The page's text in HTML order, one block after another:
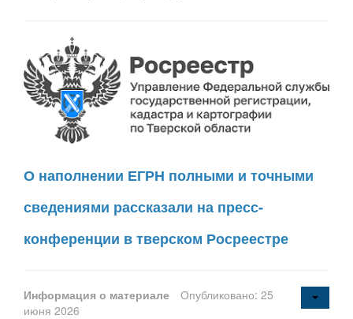
О наполнении ЕГРН полными и точными
сведениями рассказали на пресс-
конференции в тверском Росреестре
Информация о материале
Опубликовано: 25
июня 2026